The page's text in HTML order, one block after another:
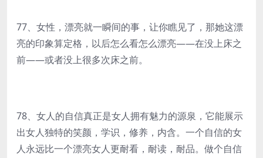
77、女性，漂亮就一瞬间的事，让你瞧见了，那她这漂
亮的印象算定格，以后怎么看怎么漂亮——在没上床之
前——或者没上很多次床之前。
78、女人的自信真正是女人拥有魅力的源泉，它能展示
出女人独特的笑颜，学识，修养，内含。一个自信的女
人永远比一个漂亮女人更耐看，耐读，耐品。做个自信